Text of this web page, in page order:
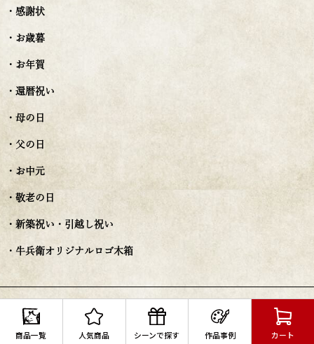
商品一覧 人気商品 シーンで探す 作品事例 カート
・感謝状
・お歳暮
・お年賀
・還暦祝い
・母の日
・父の日
・お中元
・敬老の日
・新築祝い・引越し祝い
・牛兵衛オリジナルロゴ木箱
ご利用ガイド
・ご利用ガイド一覧